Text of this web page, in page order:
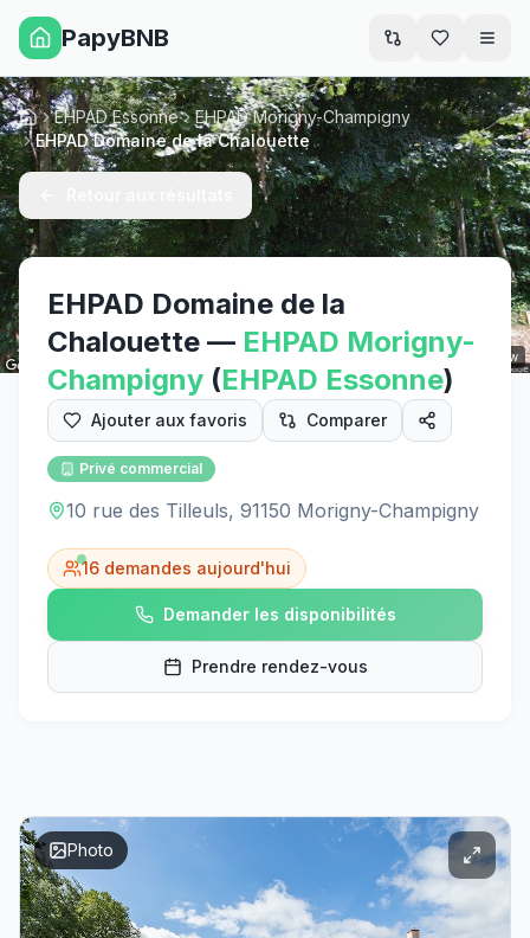
PapyBNB
Street View
AccueilEHPAD Essonne
EHPAD Morigny-Champigny
EHPAD Domaine de la Chalouette
EHPAD Domaine de la
Chalouette — EHPAD Morigny-
Champigny (EHPAD Essonne)
Ajouter aux favoris Comparer
Privé commercial
10 rue des Tilleuls, 91150 Morigny-Champigny
16 demandes aujourd'hui
Demander les disponibilités
Prendre rendez-vous
Photo